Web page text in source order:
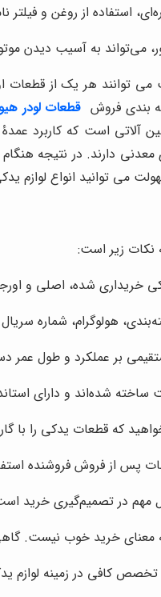
استفاده از روغن و
می‌تواند به آسیب دیدن
توانند هر یک از قطعات
بندی فروش قطعات لودر
آلاتی است که کاربرد
دارند. در نتیجه
توانید انواع لوازم
نکات زیر است:
خریداری شده، اصلی و
هولوگرام، شماره
بر عملکرد و طول عمر
ساخته شده‌اند و دارای
که قطعات یدکی را با
پس از فروش فروشنده
مهم در تصمیم‌گیری خرید
معنای خرید خوب نیست.
کافی در زمینه لوازم